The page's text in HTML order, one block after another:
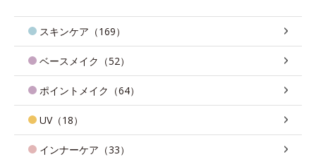
スキンケア（169）
ベースメイク（52）
ポイントメイク（64）
UV（18）
インナーケア（33）